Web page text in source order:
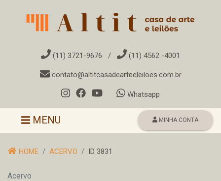
(11) 3721-9676 / (11) 4562 -4001
contato@altitcasadearteeleiloes.com.br
Whatsapp
Toggle navigation
MENU MINHA CONTA
HOME ACERVO ID 3831
Acervo